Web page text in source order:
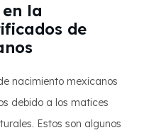
la
de
nacimiento mexicanos
debido a los matices
Estos son algunos